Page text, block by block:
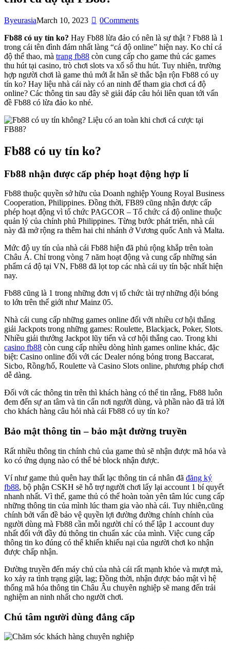
ByeurasiaMarch 10, 2023 0Comments
Fb88 có uy tín ko? Hay Fb88 lừa đảo có nên là sự thật ? Fb88 là 1
trong cái tên đình đám nhất làng “cá độ online” hiện nay. Ko chỉ cá
độ thể thao, mà trang fb88 còn cung cấp cho game thủ các games
thu hút tại casino, trò chơi slots va xổ số thu hút. Tuy nhiên, trường
hợp người chơi là game thủ mới ắt hẳn sẽ thắc bận rộn Fb88 có uy
tín ko? Hay liệu nhà cái này có an ninh để tham gia chơi cá độ
online? Các thông tin sau đây sẽ giải đáp câu hỏi liên quan tới vấn
đề Fb88 có lừa đảo ko nhé.
Fb88 có uy tín ko?
Fb88 nhận được cấp phép hoạt động hợp lí
Fb88 thuộc quyền sở hữu của Doanh nghiệp Young Royal Business
Cooperation, Philippines. Đồng thời, FB89 cũng nhận được cấp
phép hoạt động vì tổ chức PAGCOR – Tổ chức cá độ online thuộc
quản lý của chính phủ Philippines. Từng bước phát triển, nhà cái
này đã mở rộng ra thêm hai chi nhánh ở Vương quốc Anh và Malta.
Mức độ uy tín của nhà cái Fb88 hiện đã phủ rộng khắp trên toàn
Châu Á. Chỉ trong vòng 7 năm hoạt động và cung cấp những sản
phẩm cá độ tại VN, Fb88 đã lọt top các nhà cái uy tín bậc nhất hiện
nay.
Fb88 cũng là 1 trong những đơn vị tổ chức tài trợ những đội bóng
to lớn trên thế giới như Mainz 05.
Nhà cái cung cấp những games online đối với nhiều cơ hội thắng
giải Jackpots trong những games: Roulette, Blackjack, Poker, Slots.
Nhiều giải thưởng Jackpot lũy tiến và cơ hội thắng cao. Trong khi
casino fb88 còn cung cấp nhiều dòng hình games online khác, đặc
biệt: Casino online đối với các Dealer nóng bỏng trong Baccarat,
Sicbo, Rồng/hổ, Roulette và Casino Slots online, phương pháp chơi
dễ dàng.
Đối với các thông tin trên thì khách hàng có thể tin rằng, Fb88 luôn
đem đến sự an tâm và tin cẩn nơi người dùng, và phần nào đã trả lời
cho khách hàng câu hỏi nhà cái Fb88 có uy tín ko?
Bảo mật thông tin – bảo mật đường truyền
Rất nhiều thông tin chính chủ của game thủ sẽ nhận được mã hóa và
ko có ứng dụng nào có thể bẻ block nhận được.
Ví như game thủ quên hay thất lạc thông tin cá nhân đã đăng ký
fb88, bộ phận CSKH sẽ hỗ trợ người chơi lấy lại account 1 bí quyết
nhanh nhất. Vì thế, game thủ có thể hoàn toàn yên tâm lúc cung cấp
những thông tin của mình lúc tham gia vào nhà cái. Tuy nhiên,cũng
chính bởi vấn đề bảo vệ quyền lợi đường đường chính chính của
người dùng mà Fb88 cần mỗi người chỉ có thể lập 1 account duy
nhất đối với đầy đủ thông tin chuẩn xác của mình. Việc cung cấp
thông tin ko đúng có thể khiến khiếu nại của người chơi ko nhận
được chấp nhận.
Đường truyền đến máy chủ của nhà cái rất mạnh khỏe và mượt mà,
ko xảy ra tình trạng giật, lag; Đồng thời, nhận được bảo mật vì hệ
thống mã hóa thông tin Châu Âu chuyên nghiệp sẽ mang đến trải
nghiệm an ninh nhất cho người chơi.
Chú tâm người dùng đẳng cấp